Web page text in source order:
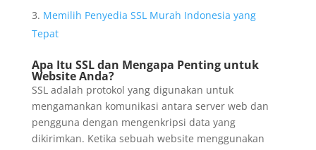
Memilih Penyedia SSL Murah Indonesia yang
Tepat
Apa Itu SSL dan Mengapa Penting untuk
Website Anda?
SSL adalah protokol yang digunakan untuk
mengamankan komunikasi antara server web dan
pengguna dengan mengenkripsi data yang
dikirimkan. Ketika sebuah website menggunakan